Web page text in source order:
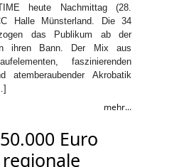
heute Nachmittag (28.
Halle Münsterland. Die 34
das Publikum ab der
ihren Bann. Der Mix aus
faszinierenden
atemberaubender Akrobatik
mehr...
Euro